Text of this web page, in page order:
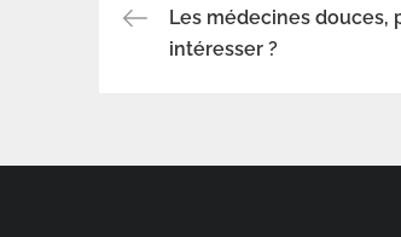
Navigation
l’article
Les médecines douces,
intéresser ?